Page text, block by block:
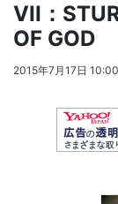
VII：
OF GOD
2015年7月17日 10:00